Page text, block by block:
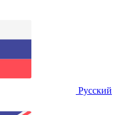
Русский